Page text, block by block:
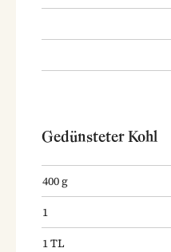
Gedünsteter Kohl
400g
1
1TL